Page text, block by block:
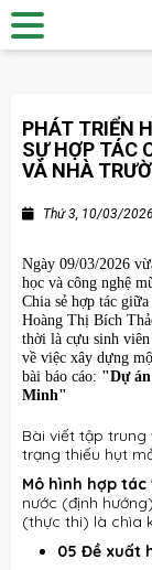
PHÁT TRIỂN
SỰ HỢP TÁC
VÀ NHÀ
Thứ 3, 10/03/2026
Ngày 09/03/2026
học và công nghệ
Chia sẻ hợp tác
Hoàng Thị Bích
thời là cựu sinh
về việc xây dựng
bài báo cáo: "Dự
Minh"
Bài viết tập
trạng thiếu hụt
Mô hình hợp tác
nước (định
(thực thi) là chìa
05 Đề xuất